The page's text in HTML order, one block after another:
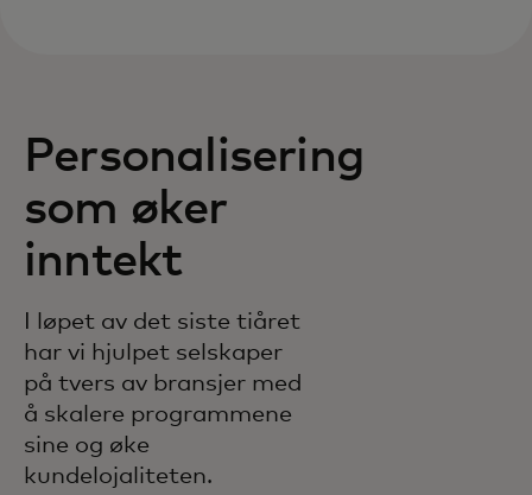
Personalisering
som øker
inntekt
I løpet av det siste tiåret
har vi hjulpet selskaper
på tvers av bransjer med
å skalere programmene
sine og øke
kundelojaliteten.